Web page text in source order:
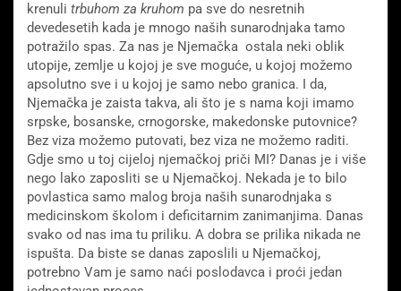
krenuli trbuhom za kruhom pa sve do nesretnih
devedesetih kada je mnogo naših sunarodnjaka tamo
potražilo spas. Za nas je Njemačka ostala neki oblik
utopije, zemlje u kojoj je sve moguće, u kojoj možemo
apsolutno sve i u kojoj je samo nebo granica. I da,
Njemačka je zaista takva, ali što je s nama koji imamo
srpske, bosanske, crnogorske, makedonske putovnice?
Bez viza možemo putovati, bez viza ne možemo raditi.
Gdje smo u toj cijeloj njemačkoj priči MI? Danas je i više
nego lako zaposliti se u Njemačkoj. Nekada je to bilo
povlastica samo malog broja naših sunarodnjaka s
medicinskom školom i deficitarnim zanimanjima. Danas
svako od nas ima tu priliku. A dobra se prilika nikada ne
ispušta. Da biste se danas zaposlili u Njemačkoj,
potrebno Vam je samo naći poslodavca i proći jedan